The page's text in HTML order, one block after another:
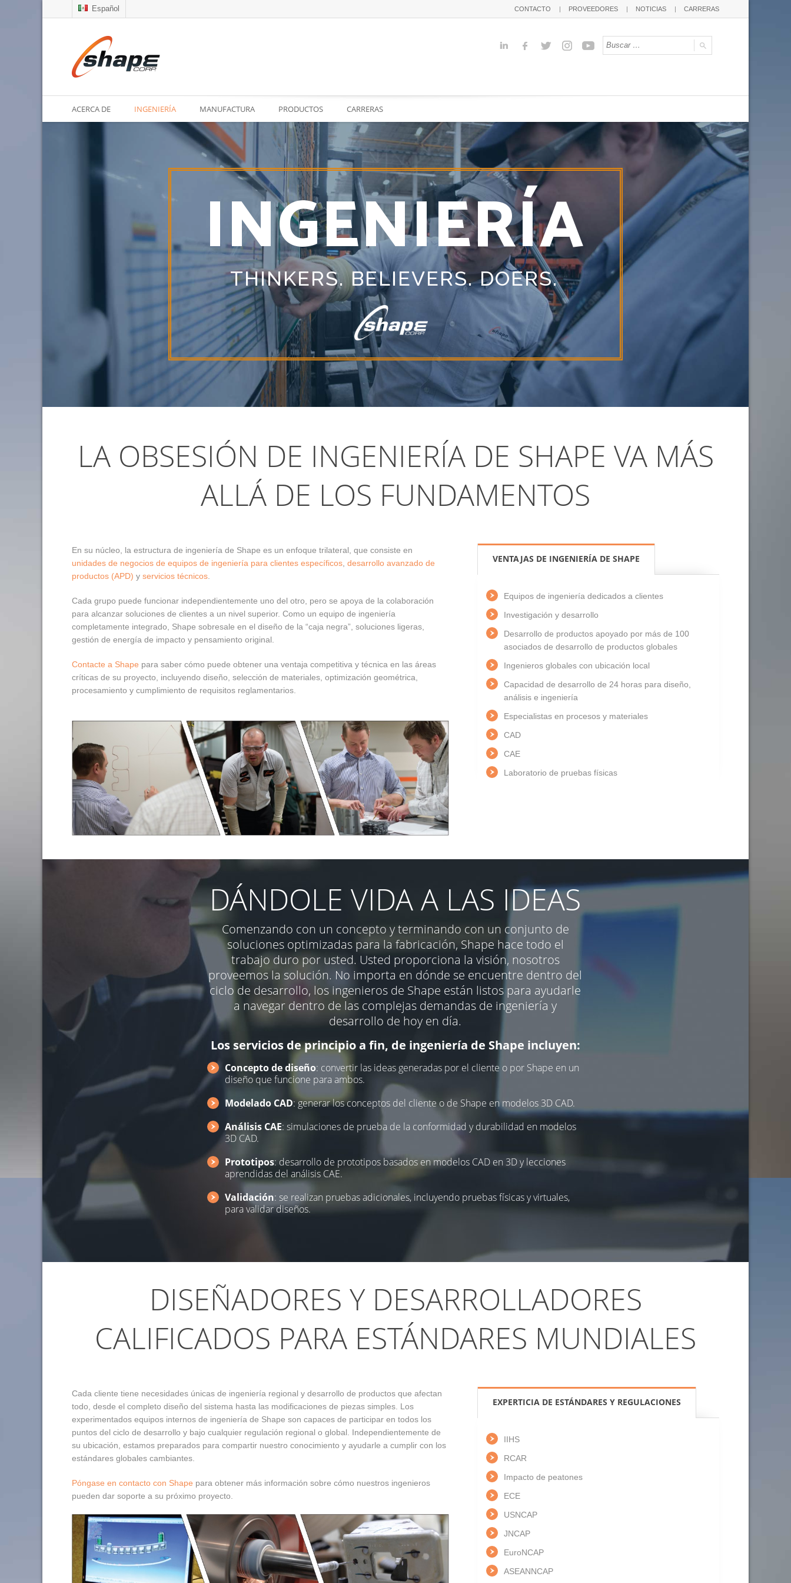
Español CONTACTO PROVEEDORES NOTICIAS CARRERAS
ACERCA DE INGENIERÍA MANUFACTURA PRODUCTOS CARRERAS
LA OBSESIÓN DE INGENIERÍA DE SHAPE VA MÁS
ALLÁ DE LOS FUNDAMENTOS
En su núcleo, la estructura de ingeniería de Shape es un enfoque trilateral, que consiste en
unidades de negocios de equipos de ingeniería para clientes específicos desarrollo avanzado de
productos (APD) y servicios técnicos
Cada grupo puede funcionar independientemente uno del otro, pero se apoya de la colaboración
para alcanzar soluciones de clientes a un nivel superior. Como un equipo de ingeniería
completamente integrado, Shape sobresale en el diseño de la “caja negra”, soluciones ligeras,
gestión de energía de impacto y pensamiento original.
Contacte a Shape para saber cómo puede obtener una ventaja competitiva y técnica en las áreas
críticas de su proyecto, incluyendo diseño, selección de materiales, optimización geométrica,
procesamiento y cumplimiento de requisitos reglamentarios.
VENTAJAS DE INGENIERÍA DE SHAPE
Equipos de ingeniería dedicados a clientes
Investigación y desarrollo
Desarrollo de productos apoyado por más de 100
asociados de desarrollo de productos globales
Ingenieros globales con ubicación local
Capacidad de desarrollo de 24 horas para diseño,
análisis e ingeniería
Especialistas en procesos y materiales
CAD
CAE
Laboratorio de pruebas físicas
DÁNDOLE VIDA A LAS IDEAS
Comenzando con un concepto y terminando con un conjunto de
soluciones optimizadas para la fabricación, Shape hace todo el
trabajo duro por usted. Usted proporciona la visión, nosotros
proveemos la solución. No importa en dónde se encuentre dentro del
ciclo de desarrollo, los ingenieros de Shape están listos para ayudarle
a navegar dentro de las complejas demandas de ingeniería y
desarrollo de hoy en día.
Los servicios de principio a fin, de ingeniería de Shape incluyen:
Concepto de diseño: convertir las ideas generadas por el cliente o por Shape en un
diseño que funcione para ambos.
Modelado CAD: generar los conceptos del cliente o de Shape en modelos 3D CAD.
Análisis CAE: simulaciones de prueba de la conformidad y durabilidad en modelos
3D CAD.
Prototipos: desarrollo de prototipos basados en modelos CAD en 3D y lecciones
aprendidas del análisis CAE.
Validación: se realizan pruebas adicionales, incluyendo pruebas físicas y virtuales,
para validar diseños.
DISEÑADORES Y DESARROLLADORES
CALIFICADOS PARA ESTÁNDARES MUNDIALES
Cada cliente tiene necesidades únicas de ingeniería regional y desarrollo de productos que afectan
todo, desde el completo diseño del sistema hasta las modificaciones de piezas simples. Los
experimentados equipos internos de ingeniería de Shape son capaces de participar en todos los
puntos del ciclo de desarrollo y bajo cualquier regulación regional o global. Independientemente de
su ubicación, estamos preparados para compartir nuestro conocimiento y ayudarle a cumplir con los
estándares globales cambiantes.
Póngase en contacto con Shape para obtener más información sobre cómo nuestros ingenieros
pueden dar soporte a su próximo proyecto.
EXPERTICIA DE ESTÁNDARES Y REGULACIONES
IIHS
RCAR
Impacto de peatones
ECE
USNCAP
JNCAP
EuroNCAP
ASEANNCAP